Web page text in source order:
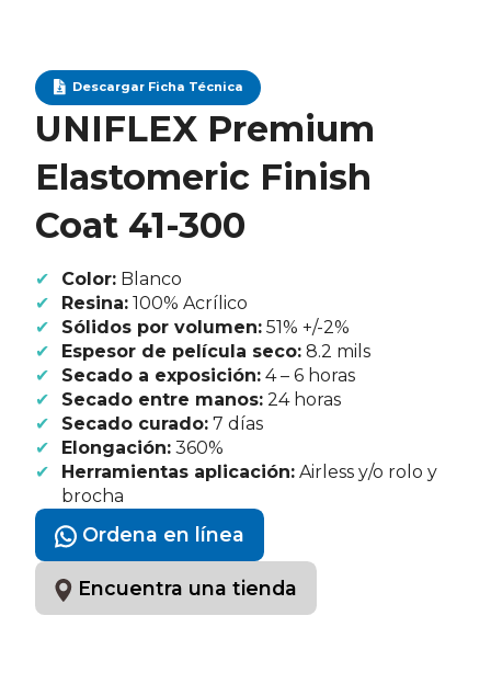
Descargar Ficha Técnica
UNIFLEX Premium
Elastomeric Finish
Coat 41-300
Color: Blanco
Resina: 100% Acrílico
Sólidos por volumen: 51% +/-2%
Espesor de película seco: 8.2 mils
Secado a exposición: 4 – 6 horas
Secado entre manos: 24 horas
Secado curado: 7 días
Elongación: 360%
Herramientas aplicación: Airless y/o rolo y
brocha
Ordena en línea
Encuentra una tienda